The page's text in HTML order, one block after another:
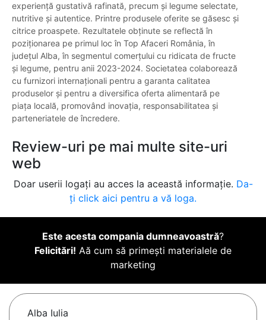
experiență gustativă rafinată, precum și legume selectate,
nutritive și autentice. Printre produsele oferite se găsesc și
citrice proaspete. Rezultatele obținute se reflectă în
poziționarea pe primul loc în Top Afaceri România, în
județul Alba, în segmentul comerțului cu ridicata de fructe
și legume, pentru anii 2023-2024. Societatea colaborează
cu furnizori internaționali pentru a garanta calitatea
produselor și pentru a diversifica oferta alimentară pe
piața locală, promovând inovația, responsabilitatea și
parteneriatele de încredere.
Review-uri pe mai multe site-uri
web
Doar userii logați au acces la această informație. Da-
ți click aici pentru a vă loga.
Este acesta compania dumneavoastră?
Felicitări! Aă cum să primești materialele de
marketing
Alba Iulia